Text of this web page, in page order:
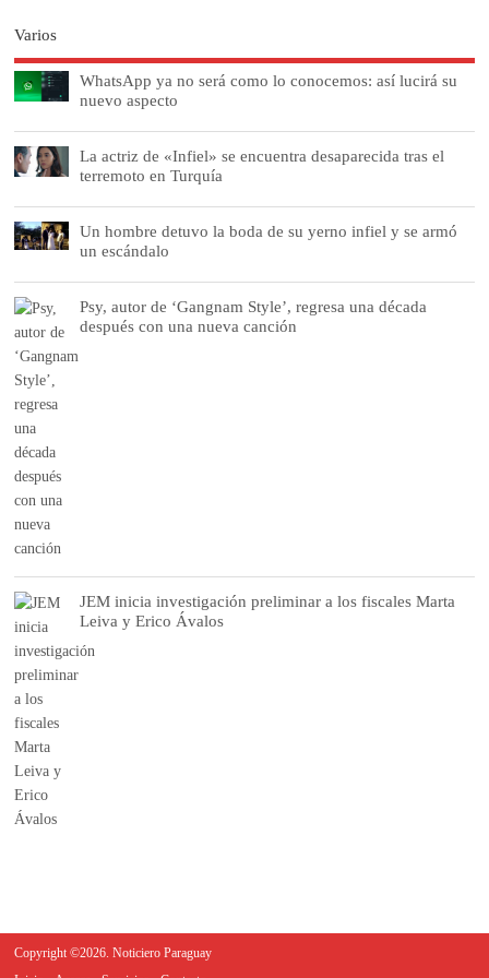
Varios
WhatsApp ya no será como lo conocemos: así lucirá su
nuevo aspecto
La actriz de «Infiel» se encuentra desaparecida tras el
terremoto en Turquía
Un hombre detuvo la boda de su yerno infiel y se armó
un escándalo
Psy, autor de ‘Gangnam Style’, regresa una década
después con una nueva canción
JEM inicia investigación preliminar a los fiscales Marta
Leiva y Erico Ávalos
Copyright ©2026. Noticiero Paraguay